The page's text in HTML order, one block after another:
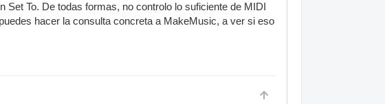
To. De todas formas, no controlo lo suficiente de MIDI
hacer la consulta concreta a MakeMusic, a ver si eso